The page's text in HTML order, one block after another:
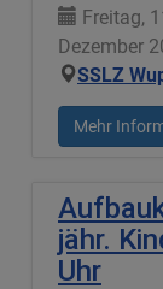
Freitag,
Dezember
SSLZ
Mehr
jähr.
Uhr